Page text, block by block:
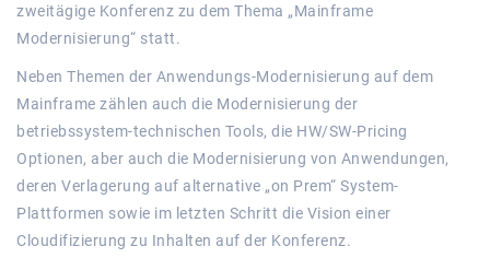
zweitägige Konferenz zu dem Thema „Mainframe
Modernisierung“ statt.
Neben Themen der Anwendungs-Modernisierung auf dem
Mainframe zählen auch die Modernisierung der
betriebssystem-technischen Tools, die HW/SW-Pricing
Optionen, aber auch die Modernisierung von Anwendungen,
deren Verlagerung auf alternative „on Prem“ System-
Plattformen sowie im letzten Schritt die Vision einer
Cloudifizierung zu Inhalten auf der Konferenz.